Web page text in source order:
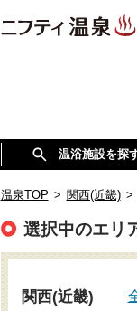
温浴施設を探
温泉TOP > 関西(近畿) >
選択中のエリ
関西(近畿)